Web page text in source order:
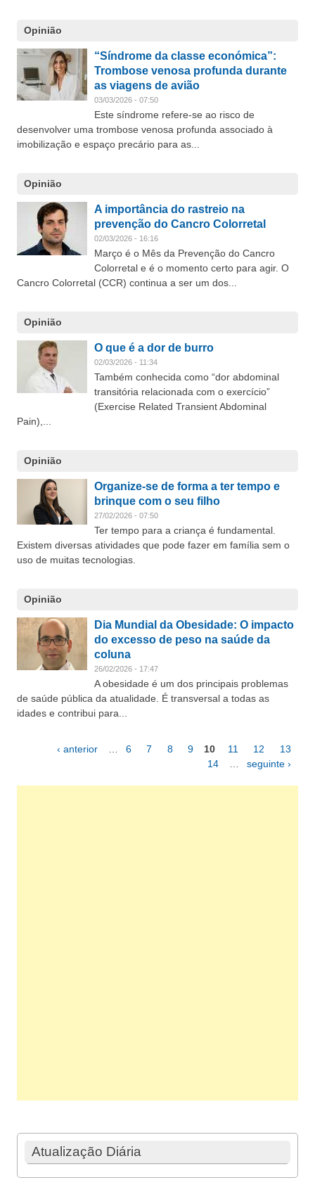
Opinião
“Síndrome da classe económica”:
Trombose venosa profunda durante
as viagens de avião
03/03/2026 - 07:50
Este síndrome refere-se ao risco de
desenvolver uma trombose venosa profunda associado à
imobilização e espaço precário para as...
Opinião
A importância do rastreio na
prevenção do Cancro Colorretal
02/03/2026 - 16:16
Março é o Mês da Prevenção do Cancro
Colorretal e é o momento certo para agir. O
Cancro Colorretal (CCR) continua a ser um dos...
Opinião
O que é a dor de burro
02/03/2026 - 11:34
Também conhecida como “dor abdominal
transitória relacionada com o exercício”
(Exercise Related Transient Abdominal
Pain),...
Opinião
Organize-se de forma a ter tempo e
brinque com o seu filho
27/02/2026 - 07:50
Ter tempo para a criança é fundamental.
Existem diversas atividades que pode fazer em família sem o
uso de muitas tecnologias.
Opinião
Dia Mundial da Obesidade: O impacto
do excesso de peso na saúde da
coluna
26/02/2026 - 17:47
A obesidade é um dos principais problemas
de saúde pública da atualidade. É transversal a todas as
idades e contribui para...
Páginas‹ anterior 6 7 8 9 10 11 12
13
14
seguinte ›
Atualização Diária